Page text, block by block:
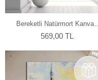
Bereketli Natürmort Kanvas
Tablo
569,00 TL